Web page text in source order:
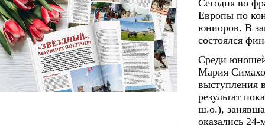
Сегодня во
Европы по
юниоров. В
состоялся
Среди
Мария
выступления
результат
ш.о.),
оказались